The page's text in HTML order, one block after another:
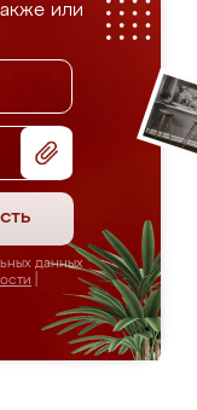
или
данных